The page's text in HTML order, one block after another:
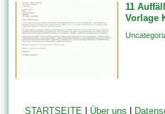
11
Vorlage
STARTSEITE | Über uns |